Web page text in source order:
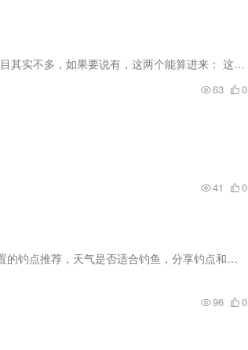
AI搞到现在，对于大部分普通人而言只能看个热闹，真正让普通用户转到钱的项目其实不多，如果要说有​，这两个能算进来​： 这么多家开放性AI平台，目前只有百度实现了可以产生收益和获客，当然...
63 0
41 0
一个开发者借助ai辅助开发和ui做个了为钓鱼佬服务的工具小程序（基于地理位置的钓点推荐，天气是否适合钓鱼，分享钓点和点评鱼种啥的有积分可以兑换），主要就是通过微信小程序的激励广告，开屏...
96 0